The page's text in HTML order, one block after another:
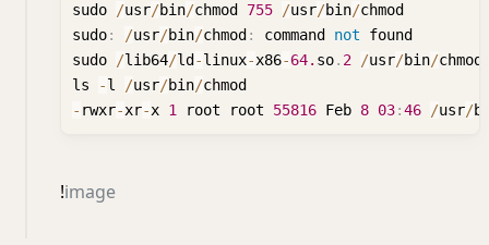
sudo /usr/bin/chmod 755 /usr/bin/chmod
sudo: /usr/bin/chmod : command not found
sudo /lib64/ld -linux-x86-64. so. 2 /usr/bin/
ls
-l /usr/bin/
- rwxr-xr-x 1 root root 55816 Feb 8 03:46 /usr/
!image